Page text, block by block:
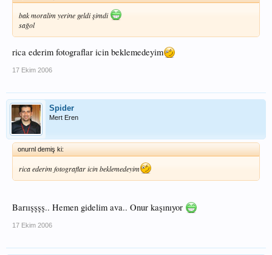
bak moralim yerine geldi şimdi
sağol
rica ederim fotograflar icin beklemedeyim
17 Ekim 2006
Spider
Mert Eren
onurnl demiş ki:
rica ederim fotograflar icin beklemedeyim
Barıışşşş.. Hemen gidelim ava.. Onur kaşınıyor
17 Ekim 2006